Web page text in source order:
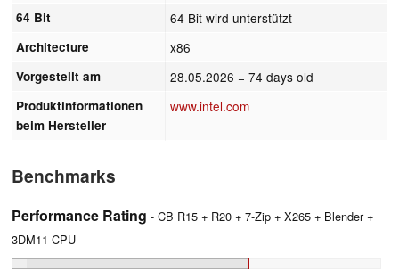
64 Bit 64 Bit wird unterstützt
Architecture x86
Vorgestellt am 28.05.2026 = 74 days old
Produktinformationen
beim Hersteller
www.intel.com
Benchmarks
Performance Rating - CB R15 + R20 + 7-Zip + X265 + Blender +
3DM11 CPU